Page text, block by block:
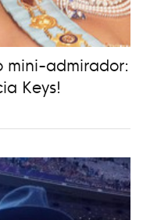
mini-admirador:
Keys!